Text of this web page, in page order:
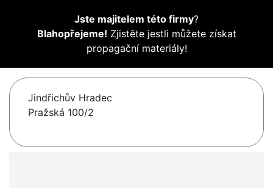
Jste majitelem této firmy?
Blahopřejeme! Zjistěte jestli můžete získat
propagační materiály!
Jindřichův Hradec
Pražská 100/2